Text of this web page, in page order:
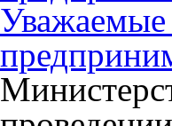
Уважаемые